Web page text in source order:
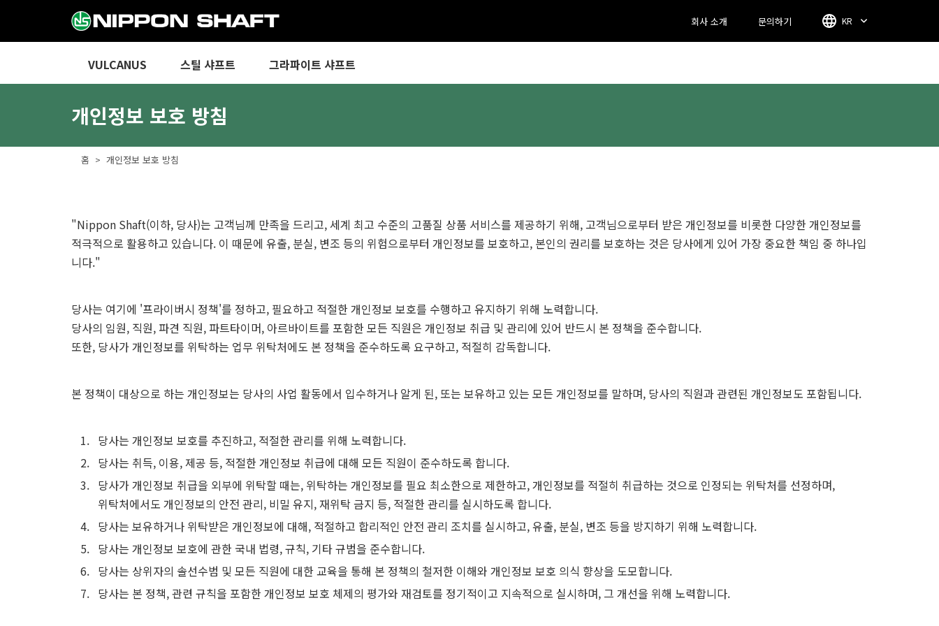
회사 소개 문의하기 KR
VULCANUS 스틸 샤프트 그라파이트 샤프트
개인정보 보호 방침
홈 개인정보 보호 방침
"Nippon Shaft(이하, 당사)는 고객님께 만족을 드리고, 세계 최고 수준의 고품질 상품 서비스를 제공하기 위해, 고객님으로부터 받은 개인정보를 비롯한 다양한 개인정보를
적극적으로 활용하고 있습니다. 이 때문에 유출, 분실, 변조 등의 위험으로부터 개인정보를 보호하고, 본인의 권리를 보호하는 것은 당사에게 있어 가장 중요한 책임 중 하나입
니다."
당사는 여기에 '프라이버시 정책'를 정하고, 필요하고 적절한 개인정보 보호를 수행하고 유지하기 위해 노력합니다.
당사의 임원, 직원, 파견 직원, 파트타이머, 아르바이트를 포함한 모든 직원은 개인정보 취급 및 관리에 있어 반드시 본 정책을 준수합니다.
또한, 당사가 개인정보를 위탁하는 업무 위탁처에도 본 정책을 준수하도록 요구하고, 적절히 감독합니다.
본 정책이 대상으로 하는 개인정보는 당사의 사업 활동에서 입수하거나 알게 된, 또는 보유하고 있는 모든 개인정보를 말하며, 당사의 직원과 관련된 개인정보도 포함됩니다.
당사는 개인정보 보호를 추진하고, 적절한 관리를 위해 노력합니다.
당사는 취득, 이용, 제공 등, 적절한 개인정보 취급에 대해 모든 직원이 준수하도록 합니다.
당사가 개인정보 취급을 외부에 위탁할 때는, 위탁하는 개인정보를 필요 최소한으로 제한하고, 개인정보를 적절히 취급하는 것으로 인정되는 위탁처를 선정하며,
위탁처에서도 개인정보의 안전 관리, 비밀 유지, 재위탁 금지 등, 적절한 관리를 실시하도록 합니다.
당사는 보유하거나 위탁받은 개인정보에 대해, 적절하고 합리적인 안전 관리 조치를 실시하고, 유출, 분실, 변조 등을 방지하기 위해 노력합니다.
당사는 개인정보 보호에 관한 국내 법령, 규칙, 기타 규범을 준수합니다.
당사는 상위자의 솔선수범 및 모든 직원에 대한 교육을 통해 본 정책의 철저한 이해와 개인정보 보호 의식 향상을 도모합니다.
당사는 본 정책, 관련 규칙을 포함한 개인정보 보호 체제의 평가와 재검토를 정기적이고 지속적으로 실시하며, 그 개선을 위해 노력합니다.